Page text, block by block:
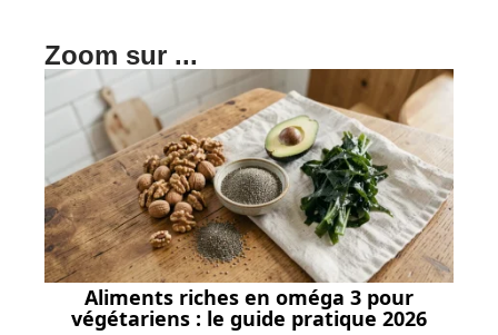
Zoom sur ...
Aliments riches en oméga 3 pour
végétariens : le guide pratique 2026